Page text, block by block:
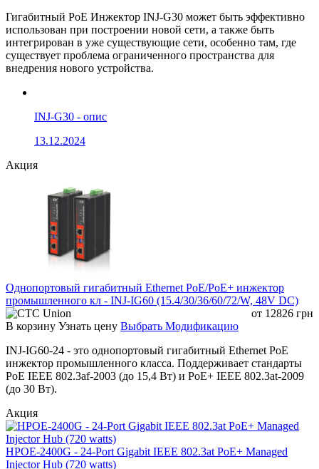
Гигабитный PoE Инжектор INJ-G30 может быть эффективно
использован при построении новой сети, а также быть
интегрирован в уже существующие сети, особенно там, где
существует проблема ограниченного пространства для
внедрения нового устройства.
INJ-G30 - опис
13.12.2024
Акция
Однопортовый гигабитный Ethernet PoE/PoE+ инжектор
промышленного кл - INJ-IG60 (15.4/30/36/60/72/W, 48V DC)
от 12826 грн
В корзину Узнать цену Выбрать Модификацию
INJ-IG60-24 - это однопортовый гигабитный Ethernet PoE
инжектор промышленного класса. Поддерживает стандарты
PoE IEEE 802.3af-2003 (до 15,4 Вт) и PoE+ IEEE 802.3at-2009
(до 30 Вт).
Акция
HPOE-2400G - 24-Port Gigabit IEEE 802.3at PoE+ Managed
Injector Hub (720 watts)